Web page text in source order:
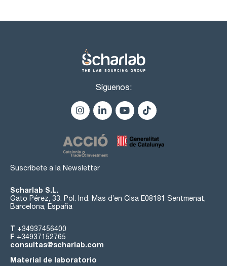
Síguenos:
Suscríbete a la Newsletter
Scharlab S.L.
Gato Pérez, 33. Pol. Ind. Mas d’en Cisa E08181 Sentmenat,
Barcelona, España
T +34937456400
F +34937152765
consultas@scharlab.com
Material de laboratorio